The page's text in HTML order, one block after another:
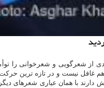
از شعرگویی و شعرخوانی را
غافل نیست و در تازه ترین
با همان عیاری شعرهای